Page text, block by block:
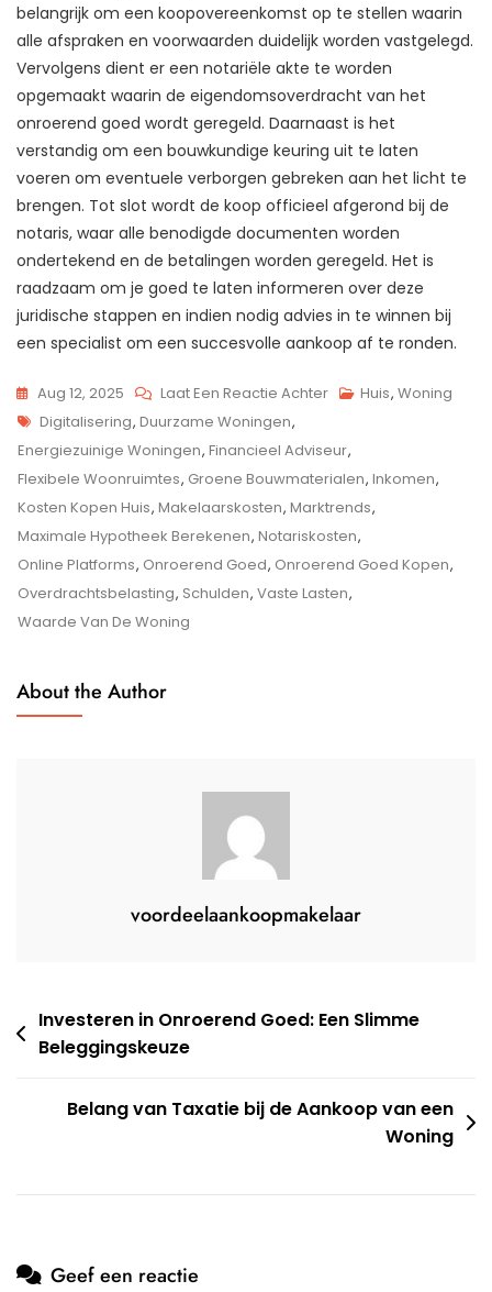
belangrijk om een koopovereenkomst op te stellen waarin
alle afspraken en voorwaarden duidelijk worden vastgelegd.
Vervolgens dient er een notariële akte te worden
opgemaakt waarin de eigendomsoverdracht van het
onroerend goed wordt geregeld. Daarnaast is het
verstandig om een bouwkundige keuring uit te laten
voeren om eventuele verborgen gebreken aan het licht te
brengen. Tot slot wordt de koop officieel afgerond bij de
notaris, waar alle benodigde documenten worden
ondertekend en de betalingen worden geregeld. Het is
raadzaam om je goed te laten informeren over deze
juridische stappen en indien nodig advies in te winnen bij
een specialist om een succesvolle aankoop af te ronden.
Aug 12, 2025 Laat Een Reactie AchterOp
Voor
Het
Succesvol
Kopen
Van
Onroerend
Huis, Woning
Tags
Digitalisering, Duurzame Woningen,
Energiezuinige Woningen, Financieel Adviseur,
Flexibele Woonruimtes, Groene Bouwmaterialen, Inkomen,
Kosten Kopen Huis, Makelaarskosten, Marktrends,
Maximale Hypotheek Berekenen, Notariskosten,
Online Platforms, Onroerend Goed, Onroerend Goed Kopen,
Overdrachtsbelasting, Schulden, Vaste Lasten,
Waarde Van De Woning
About the Author
voordeelaankoopmakelaar
Berichtnavigatie
Investeren in Onroerend Goed: Een Slimme
Beleggingskeuze
Belang van Taxatie bij de Aankoop van een
Woning
Geef een reactie